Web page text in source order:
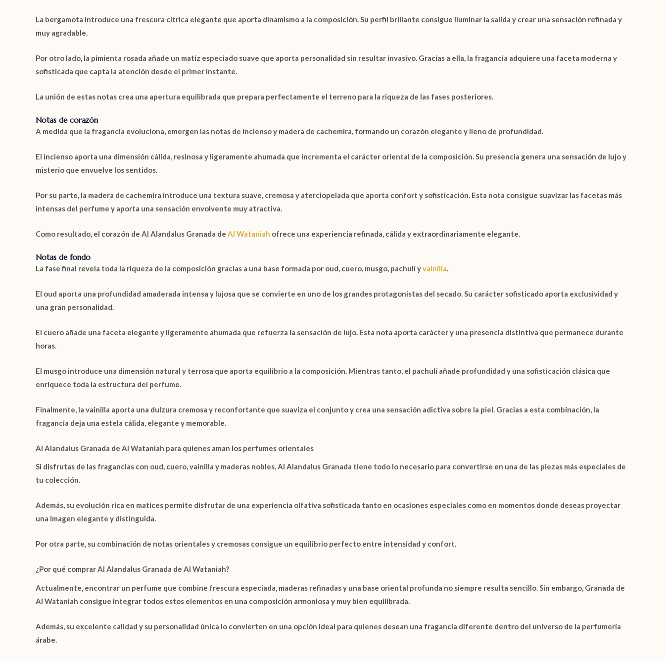
La bergamota introduce una frescura cítrica elegante que aporta dinamismo a la composición. Su perfil brillante consigue iluminar la salida y crear una sensación refinada y
muy agradable.
Por otro lado, la pimienta rosada añade un matiz especiado suave que aporta personalidad sin resultar invasivo. Gracias a ella, la fragancia adquiere una faceta moderna y
sofisticada que capta la atención desde el primer instante.
La unión de estas notas crea una apertura equilibrada que prepara perfectamente el terreno para la riqueza de las fases posteriores.
Notas de corazón
A medida que la fragancia evoluciona, emergen las notas de inciensoy madera de cachemira , formando un corazón elegante y lleno de profundidad.
El incienso aporta una dimensión cálida, resinosa y ligeramente ahumada que incrementa el carácter oriental de la composición. Su presencia genera una sensación de lujo y
misterio que envuelve los sentidos.
Por su parte, la madera de cachemira introduce una textura suave, cremosa y aterciopelada que aporta confort y sofisticación. Esta nota consigue suavizar las facetas más
intensas del perfume y aporta una sensación envolvente muy atractiva.
Como resultado, el corazón de Al Alandalus Granada de Al Wataniah ofrece una experiencia refinada, cálida y extraordinariamente elegante.
Notas de fondo
La fase final revela toda la riqueza de la composición gracias a una base formada por oud cuero musgo pachulíyvainilla
El oud aporta una profundidad amaderada intensa y lujosa que se convierte en uno de los grandes protagonistas del secado. Su carácter sofisticado aporta exclusividad y
una gran personalidad.
El cuero añade una faceta elegante y ligeramente ahumada que refuerza la sensación de lujo. Esta nota aporta carácter y una presencia distintiva que permanece durante
horas.
El musgo introduce una dimensión natural y terrosa que aporta equilibrio a la composición. Mientras tanto, el pachulíañade profundidad y una sofisticación clásica que
enriquece toda la estructura del perfume.
Finalmente, la vainilla aporta una dulzura cremosa y reconfortante que suaviza el conjunto y crea una sensación adictiva sobre la piel. Gracias a esta combinación, la
fragancia deja una estela cálida, elegante y memorable.
Al Alandalus Granada de Al Wataniah para quienes aman los perfumes orientales
Si disfrutas de las fragancias con oud, cuero,vainilla y maderas nobles,Al Alandalus Granada tiene todo lo necesario para convertirse en una de las piezas más especiales de
tu colección.
Además, su evolución rica en matices permite disfrutar de una experiencia olfativa sofisticada tanto en ocasiones especiales como en momentos donde deseas proyectar
una imagen elegante y distinguida.
Por otra parte, su combinación de notas orientales y cremosas consigue un equilibrio perfecto entre intensidad y confort.
¿Por qué comprar Al Alandalus Granada de Al Wataniah?
Actualmente, encontrar un perfume que combine frescura especiada, maderas refinadas y una base oriental profunda no siempre resulta sencillo. Sin embargo, Granada de
Al Wataniah consigue integrar todos estos elementos en una composición armoniosa y muy bien equilibrada.
Además, su excelente calidad y su personalidad única lo convierten en una opción ideal para quienes desean una fragancia diferente dentro del universo de la perfumería
árabe.